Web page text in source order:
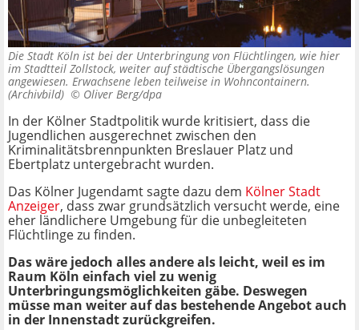
Die Stadt Köln ist bei der Unterbringung von Flüchtlingen, wie hier
im Stadtteil Zollstock, weiter auf städtische Übergangslösungen
angewiesen. Erwachsene leben teilweise in Wohncontainern.
(Archivbild) © Oliver Berg/dpa
In der Kölner Stadtpolitik wurde kritisiert, dass die
Jugendlichen ausgerechnet zwischen den
Kriminalitätsbrennpunkten Breslauer Platz und
Ebertplatz untergebracht wurden.
Das Kölner Jugendamt sagte dazu dem Kölner Stadt
Anzeiger, dass zwar grundsätzlich versucht werde, eine
eher ländlichere Umgebung für die unbegleiteten
Flüchtlinge zu finden.
Das wäre jedoch alles andere als leicht, weil es im
Raum Köln einfach viel zu wenig
Unterbringungsmöglichkeiten gäbe. Deswegen
müsse man weiter auf das bestehende Angebot auch
in der Innenstadt zurückgreifen.